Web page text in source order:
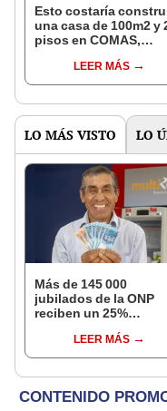
Esto costaría
una casa de 100m2 y
pisos en COMAS,
distritos de LIMA
NORTE
LEER MÁS
LO MÁS VISTO LO
Más de 145 000
jubilados de la ONP
reciben un 25%
en agostoLEER MÁS